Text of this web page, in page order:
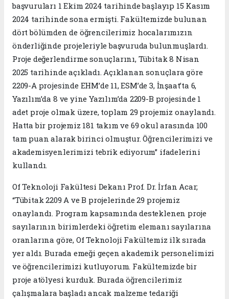
başvuruları 1 Ekim 2024 tarihinde başlayıp 15 Kasım
2024 tarihinde sona ermişti. Fakültemizde bulunan
dört bölümden de öğrencilerimiz hocalarımızın
önderliğinde projeleriyle başvuruda bulunmuşlardı.
Proje değerlendirme sonuçlarını, Tübitak 8 Nisan
2025 tarihinde açıkladı. Açıklanan sonuçlara göre
2209-A projesinde EHM’de 11, ESM’de 3, İnşaat’ta 6,
Yazılım’da 8 ve yine Yazılım’da 2209-B projesinde 1
adet proje olmak üzere, toplam 29 projemiz onaylandı.
Hatta bir projemiz 181 takım ve 69 okul arasında 100
tam puan alarak birinci olmuştur. Öğrencilerimizi ve
akademisyenlerimizi tebrik ediyorum” ifadelerini
kullandı.
Of Teknoloji Fakültesi Dekanı Prof. Dr. İrfan Acar;
“Tübitak 2209 A ve B projelerinde 29 projemiz
onaylandı. Program kapsamında desteklenen proje
sayılarının birimlerdeki öğretim elemanı sayılarına
oranlarına göre, Of Teknoloji Fakültemiz ilk sırada
yer aldı. Burada emeği geçen akademik personelimizi
ve öğrencilerimizi kutluyorum. Fakültemizde bir
proje atölyesi kurduk. Burada öğrencilerimiz
çalışmalara başladı ancak malzeme tedariği